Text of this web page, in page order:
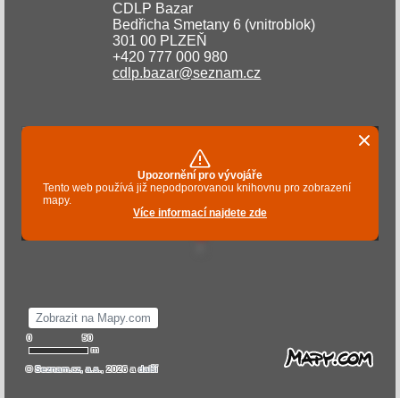
CDLP Bazar
Bedřicha Smetany 6 (vnitroblok)
301 00 PLZEŇ
+420 777 000 980
cdlp.bazar@seznam.cz